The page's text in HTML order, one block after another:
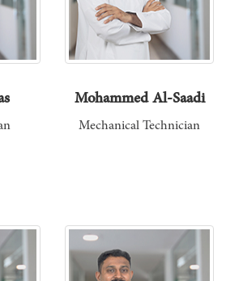
Mohammed Al-Saadi
Mechanical Technician